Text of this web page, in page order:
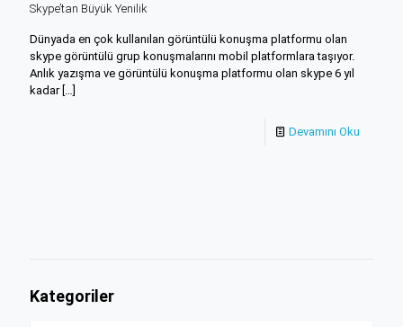
Skype’tan Büyük Yenilik
Dünyada en çok kullanılan görüntülü konuşma platformu olan
skype görüntülü grup konuşmalarını mobil platformlara taşıyor.
Anlık yazışma ve görüntülü konuşma platformu olan skype 6 yıl
kadar[…]
Devamını Oku
Kategoriler